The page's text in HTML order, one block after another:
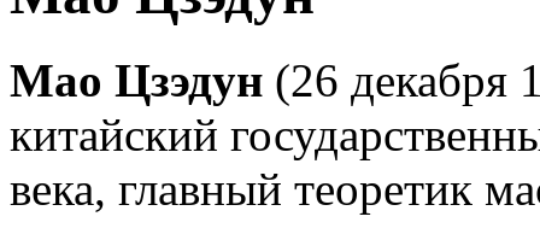
Мао Цзэдун (26
китайский
века, главный теоретик